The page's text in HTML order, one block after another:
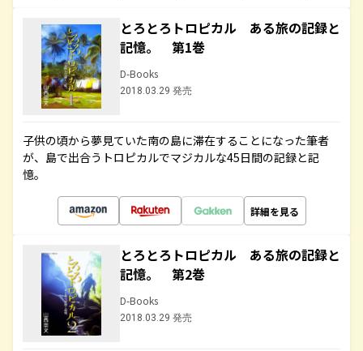
とろとろトロピカル ある旅の記録と
記憶。 第1巻
D-Books
2018.03.29 発売
子供の頃から夢見ていた南の島に滞在することになった筆者
が、島で出合うトロピカルでマジカルな45日間の記録と記
憶。
詳細を見る
とろとろトロピカル ある旅の記録と
記憶。 第2巻
D-Books
2018.03.29 発売